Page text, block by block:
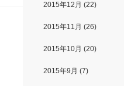
2015年12月 (22)
2015年11月 (26)
2015年10月 (20)
2015年9月 (7)